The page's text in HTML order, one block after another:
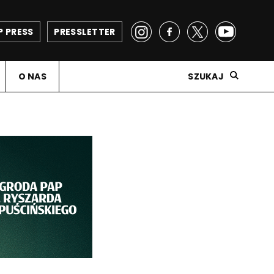
PRESSLETTER
PRESS
O NAS SZUKAJ